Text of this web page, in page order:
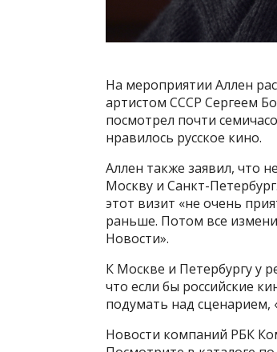
На мероприятии Аллен
артистом СССР Сергеем
посмотрел почти
нравилось русское кино.
Аллен также заявил, что
Москву и Санкт-
этот визит «не очень
раньше. Потом все
Новости».
К Москве и Петербургу у
что если бы российские
подумать над сценарием,
Новости компаний РБК